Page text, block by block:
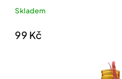
Skladem
99 Kč